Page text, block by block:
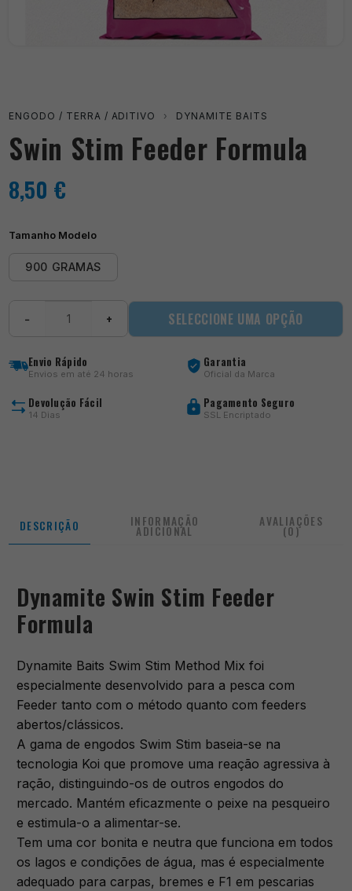
ENGODO / TERRA / ADITIVO › DYNAMITE BAITS
Swin Stim Feeder Formula
8,50 €
Tamanho Modelo
900 GRAMAS
Feeder
Formula
− + SELECCIONE UMA OPÇÃO
Envio Rápido
Envios em até 24 horas
Garantia
Oficial da Marca
Devolução Fácil
14 Dias
Pagamento Seguro
SSL Encriptado
DESCRIÇÃO INFORMAÇÃO
ADICIONAL
AVALIAÇÕES
(0)
Dynamite Swin Stim Feeder
Formula
Dynamite Baits Swim Stim Method Mix foi
especialmente desenvolvido para a pesca com
Feeder tanto com o método quanto com feeders
abertos/clássicos.
A gama de engodos Swim Stim baseia-se na
tecnologia Koi que promove uma reação agressiva à
ração, distinguindo-os de outros engodos do
mercado. Mantém eficazmente o peixe na pesqueiro
e estimula-o a alimentar-se.
Tem uma cor bonita e neutra que funciona em todos
os lagos e condições de água, mas é especialmente
adequado para carpas, bremes e F1 em pescarias